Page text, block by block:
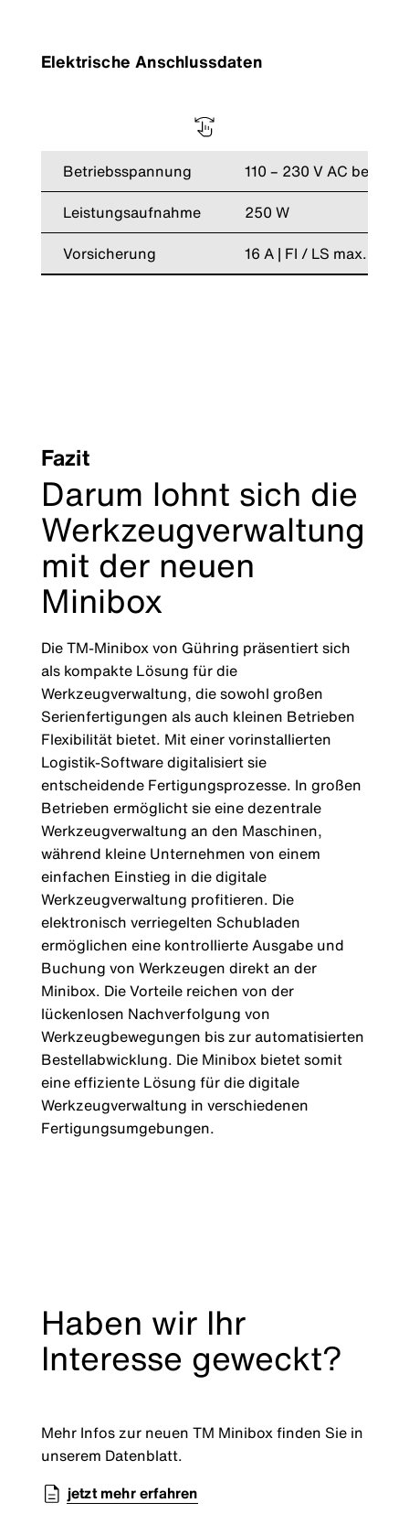
Elektrische Anschlussdaten
Betriebsspannung
110 – 230 V AC bei 50
Leistungsaufnahme
250 W
Vorsicherung
16 A | FI / LS max. 30
Fazit
Darum lohnt sich die
Werkzeugverwaltung
mit der neuen
Minibox
Die TM-Minibox von Gühring präsentiert sich
als kompakte Lösung für die
Werkzeugverwaltung, die sowohl großen
Serienfertigungen als auch kleinen Betrieben
Flexibilität bietet. Mit einer vorinstallierten
Logistik-Software digitalisiert sie
entscheidende Fertigungsprozesse. In großen
Betrieben ermöglicht sie eine dezentrale
Werkzeugverwaltung an den Maschinen,
während kleine Unternehmen von einem
einfachen Einstieg in die digitale
Werkzeugverwaltung profitieren. Die
elektronisch verriegelten Schubladen
ermöglichen eine kontrollierte Ausgabe und
Buchung von Werkzeugen direkt an der
Minibox. Die Vorteile reichen von der
lückenlosen Nachverfolgung von
Werkzeugbewegungen bis zur automatisierten
Bestellabwicklung. Die Minibox bietet somit
eine effiziente Lösung für die digitale
Werkzeugverwaltung in verschiedenen
Fertigungsumgebungen.
Haben wir Ihr
Interesse geweckt?
Mehr Infos zur neuen TM Minibox finden Sie in
unserem Datenblatt.
jetzt mehr erfahren